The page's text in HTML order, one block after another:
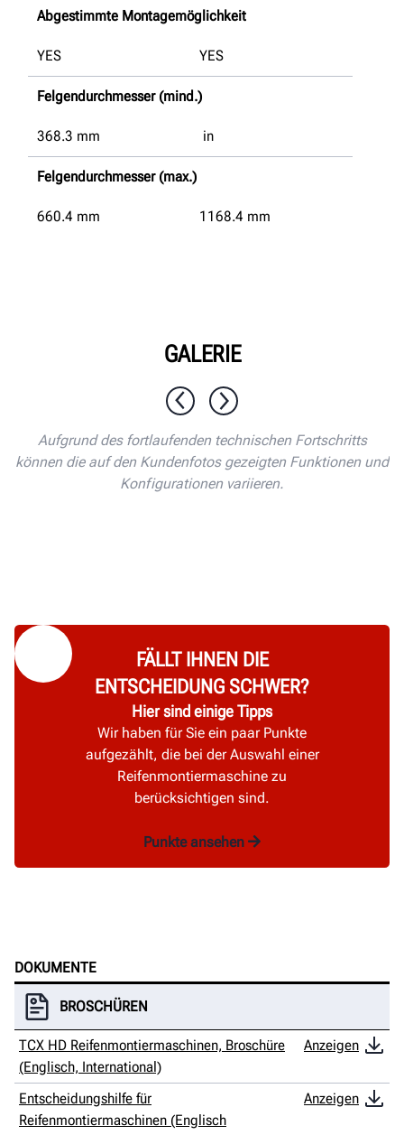
Abgestimmte Montagemöglichkeit
YES YES
Felgendurchmesser (mind.)
368.3 mm in
Felgendurchmesser (max.)
660.4 mm 1168.4 mm
GALERIE
Aufgrund des fortlaufenden technischen Fortschritts
können die auf den Kundenfotos gezeigten Funktionen und
Konfigurationen variieren.
FÄLLT IHNEN DIE
ENTSCHEIDUNG SCHWER?
Hier sind einige Tipps
Wir haben für Sie ein paar Punkte
aufgezählt, die bei der Auswahl einer
Reifenmontiermaschine zu
berücksichtigen sind.
Punkte ansehen
DOKUMENTE
BROSCHÜREN
TCX HD Reifenmontiermaschinen, Broschüre
(Englisch, International)
Anzeigen
Entscheidungshilfe für
Reifenmontiermaschinen (Englisch
Anzeigen